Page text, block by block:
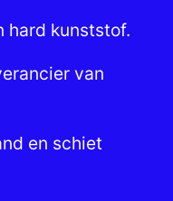
hard kunststof.
van
en schiet